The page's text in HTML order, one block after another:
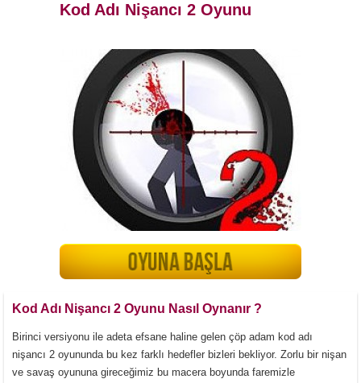
Kod Adı Nişancı 2 Oyunu
Kod Adı Nişancı 2 Oyunu Nasıl Oynanır ?
Birinci versiyonu ile adeta efsane haline gelen çöp adam kod adı
nişancı 2 oyununda bu kez farklı hedefler bizleri bekliyor. Zorlu bir nişan
ve savaş oyununa gireceğimiz bu macera boyunda faremizle